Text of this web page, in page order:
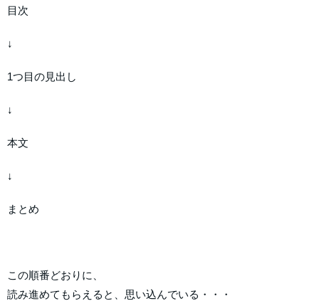
目次
↓
1つ目の見出し
↓
本文
↓
まとめ
この順番どおりに、
読み進めてもらえると、思い込んでいる・・・